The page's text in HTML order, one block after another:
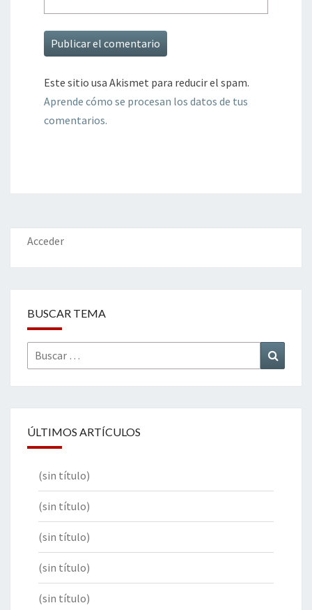
Este sitio usa Akismet para reducir el spam.
Aprende cómo se procesan los datos de tus
comentarios.
Acceder
BUSCAR TEMA
Buscar
por:
ÚLTIMOS ARTÍCULOS
(sin título)
(sin título)
(sin título)
(sin título)
(sin título)